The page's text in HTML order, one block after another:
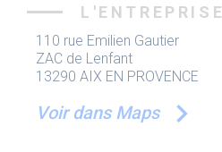
L'ENTREPRISE
110 rue Emilien Gautier
ZAC de Lenfant
13290 AIX EN PROVENCE
Voir dans Maps